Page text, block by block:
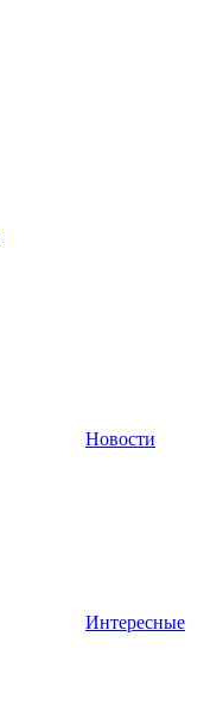
Новости
Интересные